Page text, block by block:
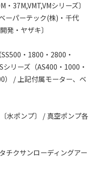
37M,VMT,VMシリーズ〕
ーパーテック(株)・千代
発・ヤザキ〕
・1800・2800・
リーズ（AS400・1000・
） / 上記付属モーター、ベ
水ポンプ〕 / 真空ポンプ各
チクサンローディングアー